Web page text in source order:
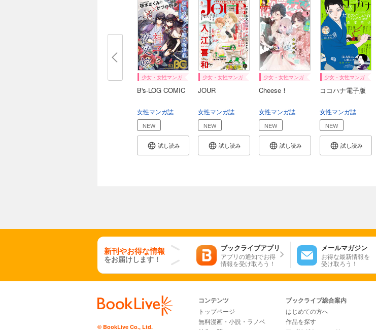
コミック百合姫 2018年5月号[雑誌]
コミック百合姫 2018年6月号[雑誌]
コミック百合姫 2018年7月号[雑誌]
コミック百合姫 2018年8月号[雑誌]
コミック百合姫 2018年9月号[雑誌]
コミック百合姫 2018年10月号[雑誌]
コミック百合姫 2018年11月号[雑誌]
コミック百合姫 2019年3月号[雑誌]
コミック百合姫 2019年6月号[雑誌]
少女・女性マンガ
B's-LOG COMIC
女性マンガ誌
NEW
試し読み
少女・女性マンガ
JOUR
女性マンガ誌
NEW
試し読み
少女・女性マンガ
Cheese！
女性マンガ誌
NEW
試し読み
少女・女性マンガ
ココハナ電子版
女性マンガ誌
NEW
試し読み
新刊やお得な情報
をお届けします！
ブックライブアプリ
アプリの通知でお得
情報を受け取ろう！
メールマガジン
お得な最新情報を
受け取ろう！
© BookLive Co., Ltd.
コンテンツ
トップページ
無料漫画・小説・ラノベ
ブックライブ総合案内
はじめての方へ
作品を探す